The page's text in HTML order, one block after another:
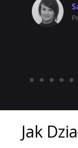
Jak